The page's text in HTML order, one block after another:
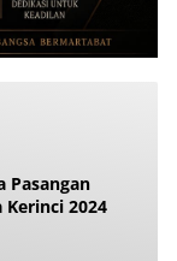
Pasangan
2024